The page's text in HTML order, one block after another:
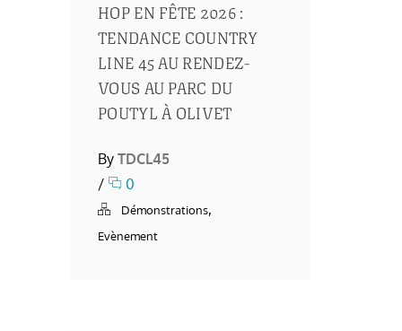
HOP EN FÊTE 2026 :
TENDANCE COUNTRY
LINE 45 AU RENDEZ-
VOUS AU PARC DU
POUTYL À OLIVET
By TDCL45
/
0
Démonstrations,
Evènement